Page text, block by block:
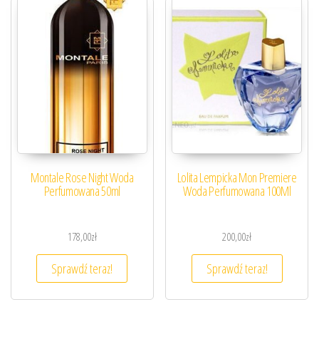
Montale Rose Night Woda
Perfumowana 50ml
178,00zł
Sprawdź teraz!
Lolita Lempicka Mon Premiere
Woda Perfumowana 100Ml
200,00zł
Sprawdź teraz!